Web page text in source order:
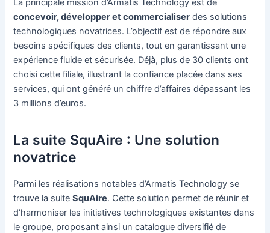
La principale mission d’Armatis Technology est de
concevoir, développer et commercialiser des solutions
technologiques novatrices. L’objectif est de répondre aux
besoins spécifiques des clients, tout en garantissant une
expérience fluide et sécurisée. Déjà, plus de 30 clients ont
choisi cette filiale, illustrant la confiance placée dans ses
services, qui ont généré un chiffre d’affaires dépassant les
3 millions d’euros.
La suite SquAire : Une solution
novatrice
Parmi les réalisations notables d’Armatis Technology se
trouve la suiteSquAire. Cette solution permet de réunir et
d’harmoniser les initiatives technologiques existantes dans
le groupe, proposant ainsi un catalogue diversifié de